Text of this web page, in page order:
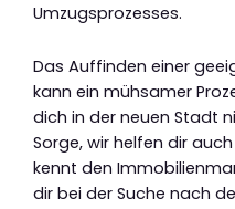
Umzugsprozesses.
Das Auffinden einer
kann ein mühsamer
dich in der neuen Stadt
Sorge, wir helfen dir
kennt den
dir bei der Suche nach